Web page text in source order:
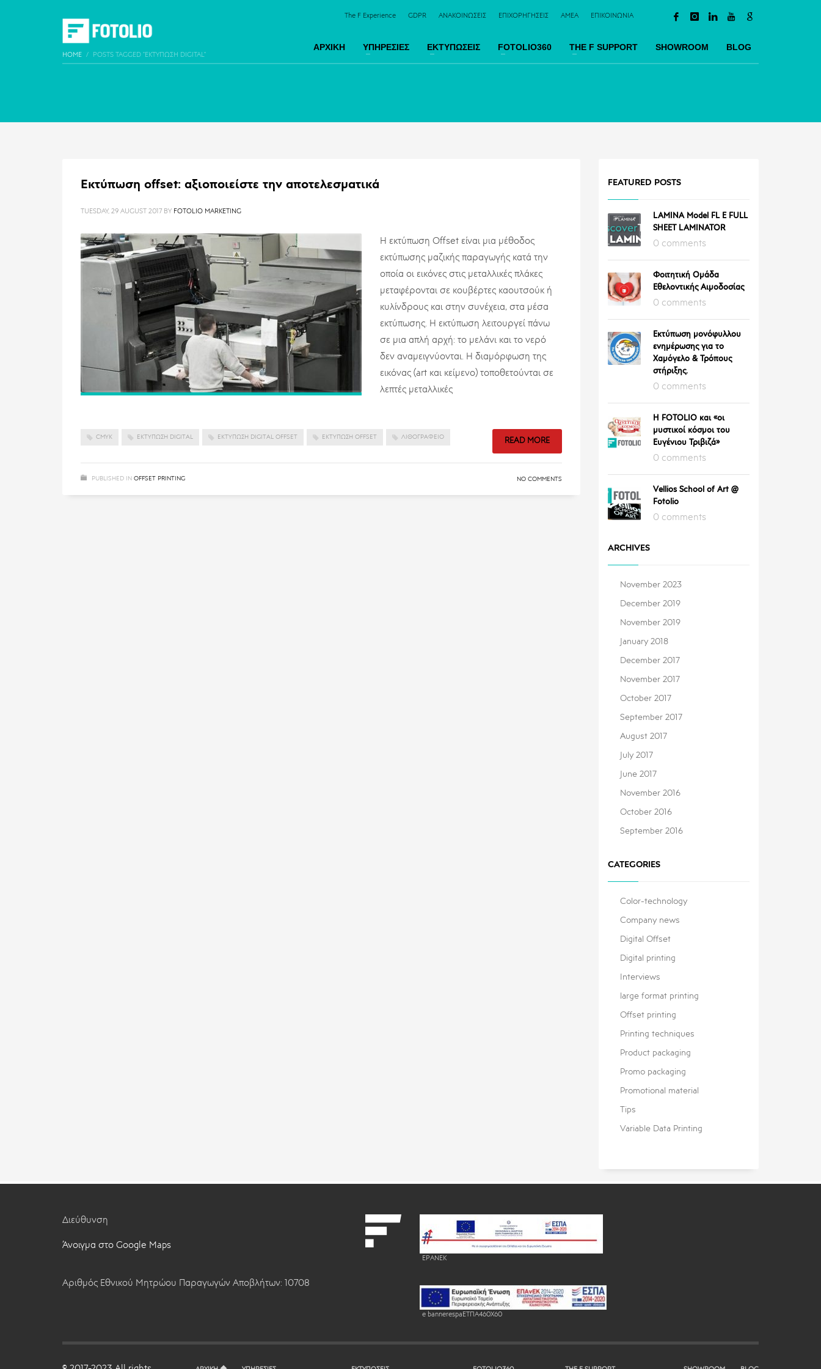
The F Experience GDPR ΑΝΑΚΟΙΝΩΣΕΙΣ ΕΠΙΧΟΡΗΓΗΣΕΙΣ AMEA ΕΠΙΚΟΙΝΩΝΙΑ
ΑΡΧΙΚΗ ΥΠΗΡΕΣΙΕΣ ΕΚΤΥΠΩΣΕΙΣ FOTOLIO360 TΗΕ F SUPPORT SHOWROOM BLOG
HOME POSTS TAGGED "ΕΚΤΎΠΩΣΗ DIGITAL"
Εκτύπωση offset: αξιοποιείστε την αποτελεσματικά
TUESDAY, 29 AUGUST 2017 BY FOTOLIO MARKETING
Η εκτύπωση Offset είναι μια μέθοδος
εκτύπωσης μαζικής παραγωγής κατά την
οποία οι εικόνες στις μεταλλικές πλάκες
μεταφέρονται σε κουβέρτες καουτσούκ ή
κυλίνδρους και στην συνέχεια, στα μέσα
εκτύπωσης. Η εκτύπωση λειτουργεί πάνω
σε μια απλή αρχή: το μελάνι και το νερό
δεν αναμειγνύονται. Η διαμόρφωση της
εικόνας (art και κείμενο) τοποθετούνται σε
λεπτές μεταλλικές
CMYK ΕΚΤΎΠΩΣΗ DIGITAL ΕΚΤΎΠΩΣΗ DIGITAL OFFSET ΕΚΤΎΠΩΣΗ OFFSET ΛΙΘΟΓΡΑΦΕΊΟ READ MORE
PUBLISHED IN OFFSET PRINTING NO COMMENTS
FEATURED POSTS
LAMINA Model FL E FULL
SHEET LAMINATOR
0 comments
Φοιτητική Ομάδα
Εθελοντικής Αιμοδοσίας
0 comments
Εκτύπωση μονόφυλλου
ενημέρωσης για το
Χαμόγελο & Τρόπους
στήριξης.
0 comments
Η FOTOLIO και «οι
μυστικοί κόσμοι του
Ευγένιου Τριβιζά»
0 comments
Vellios School of Art @
Fotolio
0 comments
ARCHIVES
November 2023
December 2019
November 2019
January 2018
December 2017
November 2017
October 2017
September 2017
August 2017
July 2017
June 2017
November 2016
October 2016
September 2016
CATEGORIES
Color-technology
Company news
Digital Offset
Digital printing
Interviews
large format printing
Offset printing
Printing techniques
Product packaging
Promo packaging
Promotional material
Tips
Variable Data Printing
Διεύθυνση
Άνοιγμα στο Google Maps
Αριθμός Εθνικού Μητρώου Παραγωγών Αποβλήτων: 10708
EPANEK
e bannerespaEΤΠΑ460X60